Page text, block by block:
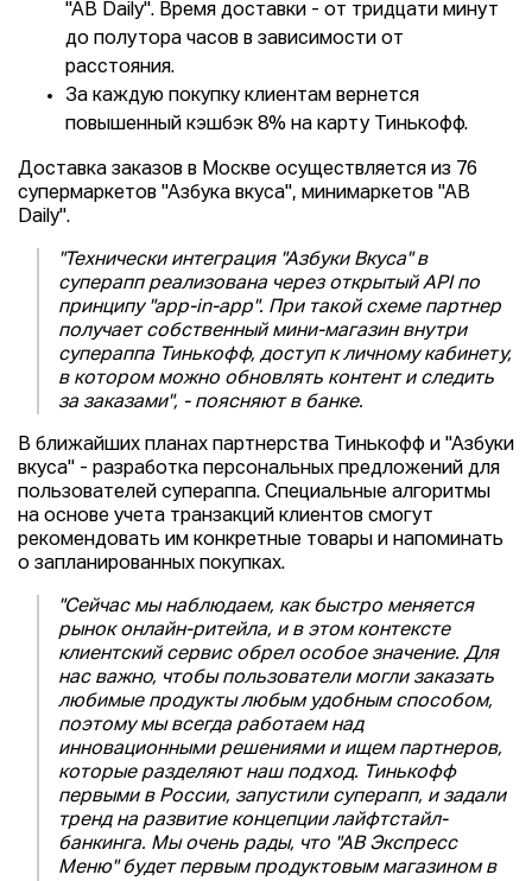
"АВ Daily". Время доставки - от тридцати минут
до полутора часов в зависимости от
расстояния.
За каждую покупку клиентам вернется
повышенный кэшбэк 8% на карту Тинькофф.
Доставка заказов в Москве осуществляется из 76
супермаркетов "Азбука вкуса", минимаркетов "АВ
Daily".
"Технически интеграция "Азбуки Вкуса" в
суперапп реализована через открытый API по
принципу "app-in-app". При такой схеме партнер
получает собственный мини-магазин внутри
супераппа Тинькофф, доступ к личному кабинету,
в котором можно обновлять контент и следить
за заказами", - поясняют в банке.
В ближайших планах партнерства Тинькофф и "Азбуки
вкуса" - разработка персональных предложений для
пользователей супераппа. Специальные алгоритмы
на основе учета транзакций клиентов смогут
рекомендовать им конкретные товары и напоминать
о запланированных покупках.
"Сейчас мы наблюдаем, как быстро меняется
рынок онлайн-ритейла, и в этом контексте
клиентский сервис обрел особое значение. Для
нас важно, чтобы пользователи могли заказать
любимые продукты любым удобным способом,
поэтому мы всегда работаем над
инновационными решениями и ищем партнеров,
которые разделяют наш подход. Тинькофф
первыми в России, запустили суперапп, и задали
тренд на развитие концепции лайфтстайл-
банкинга. Мы очень рады, что "АВ Экспресс
Меню" будет первым продуктовым магазином в